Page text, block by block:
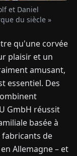
et Daniel
du siècle »
qu'une corvée
plaisir et un
amusant,
essentiel. Des
GmbH réussit
basée à
fabricants de
Allemagne – et